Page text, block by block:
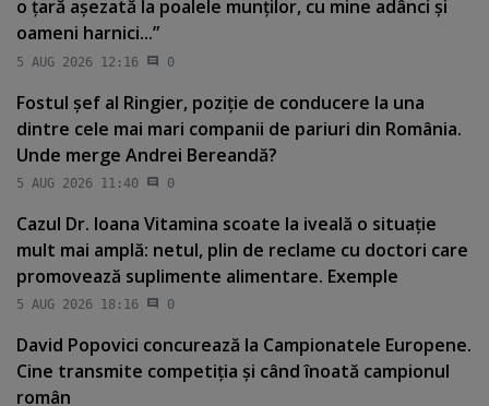
o ţară aşezată la poalele munţilor, cu mine adânci şi
oameni harnici...”
5 AUG 2026 12:16 0
Fostul şef al Ringier, poziţie de conducere la una
dintre cele mai mari companii de pariuri din România.
Unde merge Andrei Bereandă?
5 AUG 2026 11:40 0
Cazul Dr. Ioana Vitamina scoate la iveală o situaţie
mult mai amplă: netul, plin de reclame cu doctori care
promovează suplimente alimentare. Exemple
5 AUG 2026 18:16 0
David Popovici concurează la Campionatele Europene.
Cine transmite competiţia şi când înoată campionul
român